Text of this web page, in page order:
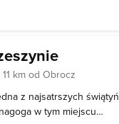
11 km od Obrocz
z najsatrszych świątyń
w tym miejscu